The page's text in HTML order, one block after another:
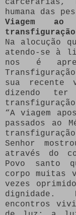
carcerárias,
humana das
Viagem ao
transfiguração
Na alocução
atendo-se à
nos é
sua recente
dizendo ter
“A viagem
passados ao
Senhor
através do
Povo santo
corpo muitas
vezes
dignidade.
encontros